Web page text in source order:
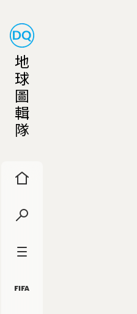
地
球
圖
輯
隊